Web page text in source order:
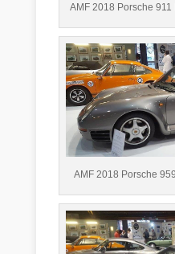
AMF 2018 Porsche
AMF 2018 Porsche